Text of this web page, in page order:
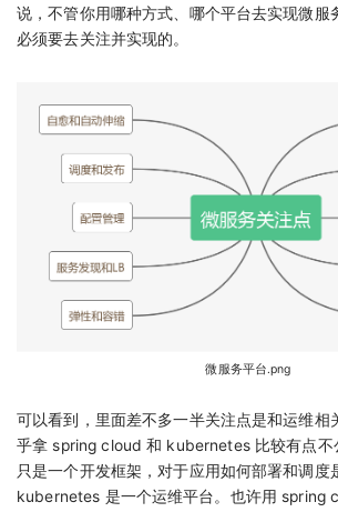
说，不管你用哪种方式、哪个平台去实现微服
必须要去关注并实现的。
微服务平台.png
可以看到，里面差不多一半关注点是和运维相
乎拿 spring cloud 和 kubernetes 比较有点
只是一个开发框架，对于应用如何部署和调度
kubernetes 是一个运维平台。也许用 spring